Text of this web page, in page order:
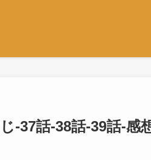
-37話-38話-39話-感